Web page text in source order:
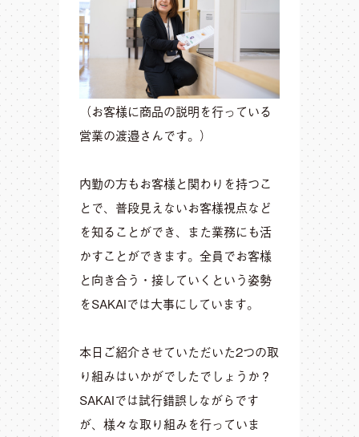
（お客様に商品の説明を行っている
営業の渡邉さんです。）
内勤の方もお客様と関わりを持つこ
とで、普段見えないお客様視点など
を知ることができ、また業務にも活
かすことができます。全員でお客様
と向き合う・接していくという姿勢
をSAKAIでは大事にしています。
本日ご紹介させていただいた2つの取
り組みはいかがでしたでしょうか？
SAKAIでは試行錯誤しながらです
が、様々な取り組みを行っていま